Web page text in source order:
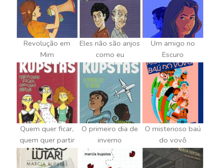
Revolução em
Mim
Eles não são anjos
como eu
Um amigo no
Escuro
Quem quer ficar,
quem quer partir
O primeiro dia de
inverno
O misterioso baú
do vovô